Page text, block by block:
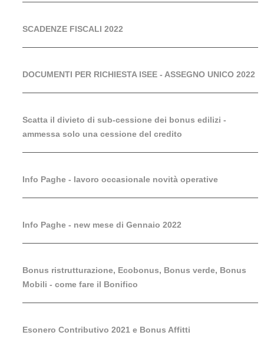
SCADENZE FISCALI 2022
DOCUMENTI PER RICHIESTA ISEE - ASSEGNO UNICO 2022
Scatta il divieto di sub-cessione dei bonus edilizi -
ammessa solo una cessione del credito
Info Paghe - lavoro occasionale novità operative
Info Paghe - new mese di Gennaio 2022
Bonus ristrutturazione, Ecobonus, Bonus verde, Bonus
Mobili - come fare il Bonifico
Esonero Contributivo 2021 e Bonus Affitti